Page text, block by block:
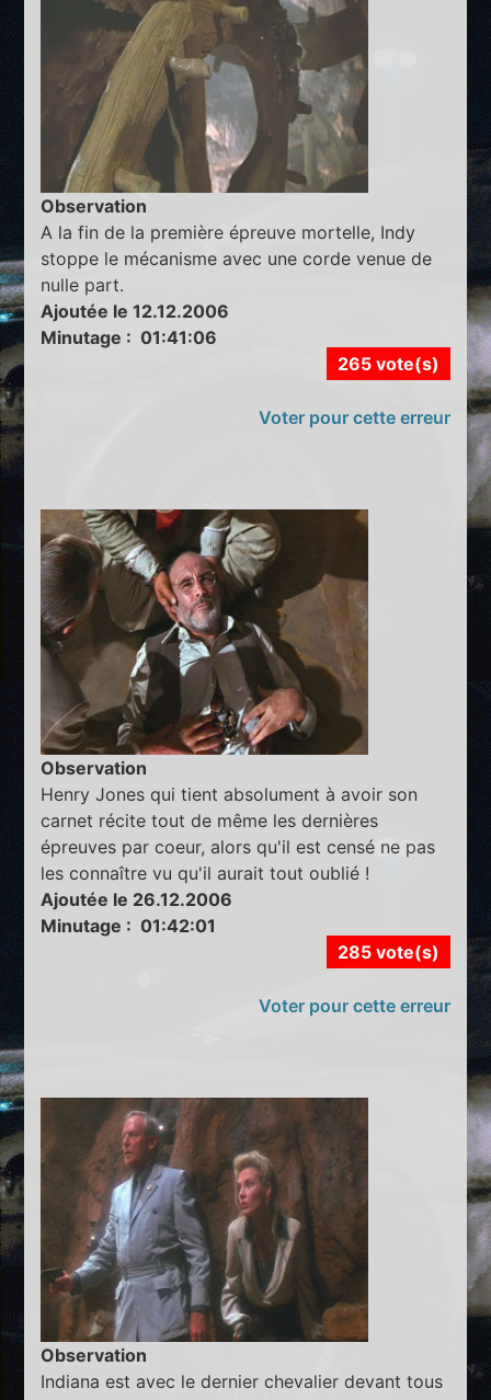
Observation
A la fin de la première épreuve mortelle, Indy
stoppe le mécanisme avec une corde venue de
nulle part.
Ajoutée le 12.12.2006
Minutage : 01:41:06
265 vote(s)
Voter pour cette erreur
Observation
Henry Jones qui tient absolument à avoir son
carnet récite tout de même les dernières
épreuves par coeur, alors qu'il est censé ne pas
les connaître vu qu'il aurait tout oublié !
Ajoutée le 26.12.2006
Minutage : 01:42:01
285 vote(s)
Voter pour cette erreur
Observation
Indiana est avec le dernier chevalier devant tous